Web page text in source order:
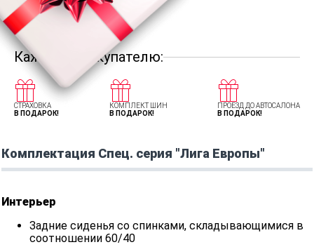
Каждому покупателю:
СТРАХОВКА
В ПОДАРОК!
КОМПЛЕКТ ШИН
В ПОДАРОК!
ПРОЕЗД ДО АВТОСАЛОНА
В ПОДАРОК!
Комплектация Спец. серия "Лига Европы"
Интерьер
Задние сиденья со спинками, складывающимися в
соотношении 60/40